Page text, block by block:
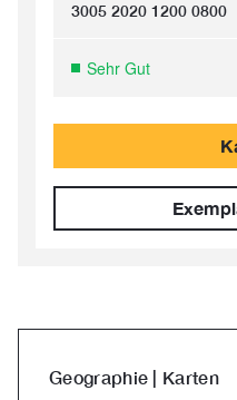
3005 2020 1200 0800
Sehr Gut
Geographie | Karten